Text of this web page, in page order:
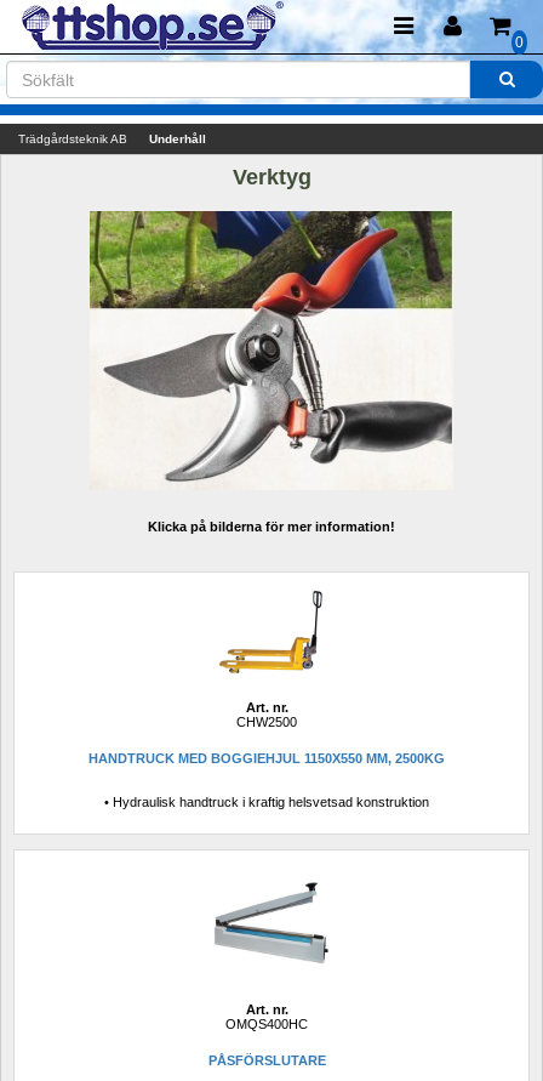
0
Trädgårdsteknik AB Underhåll
Verktyg
Klicka på bilderna för mer information!
Art. nr.
CHW2500
HANDTRUCK MED BOGGIEHJUL 1150X550 MM, 2500KG
• Hydraulisk handtruck i kraftig helsvetsad konstruktion
Art. nr.
OMQS400HC
PÅSFÖRSLUTARE